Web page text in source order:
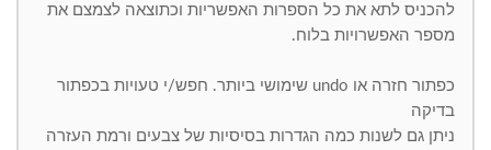
להכניס לתא את כל הספרות האפשריות וכתוצאה לצמצם את
מספר האפשרויות בלוח.
כפתור חזרה או undo שימושי ביותר. חפש/י טעויות בכפתור
בדיקה
ניתן גם לשנות כמה הגדרות בסיסיות של צבעים ורמת העזרה